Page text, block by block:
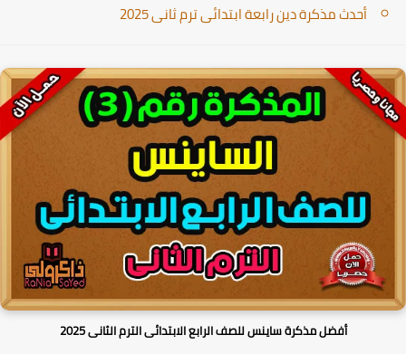
أحدث مذكرة دين رابعة ابتدائى ترم ثانى 2025
أفضل مذكرة ساينس للصف الرابع الابتدائى الترم الثانى 2025